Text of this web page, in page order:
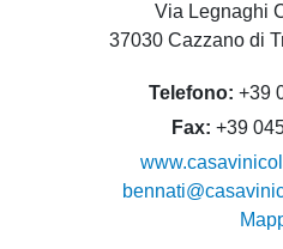
Via Legnaghi
37030 Cazzano di
Telefono +39
Fax +39